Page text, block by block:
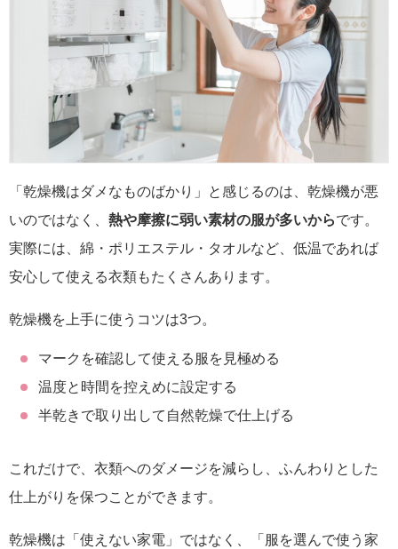
「乾燥機はダメなものばかり」と感じるのは、乾燥機が悪
いのではなく、 熱や摩擦に弱い素材の服が多いからです。
実際には、綿・ポリエステル・タオルなど、低温であれば
安心して使える衣類もたくさんあります。
乾燥機を上手に使うコツは3つ。
マークを確認して使える服を見極める
温度と時間を控えめに設定する
半乾きで取り出して自然乾燥で仕上げる
これだけで、衣類へのダメージを減らし、ふんわりとした
仕上がりを保つことができます。
乾燥機は「使えない家電」ではなく、「服を選んで使う家